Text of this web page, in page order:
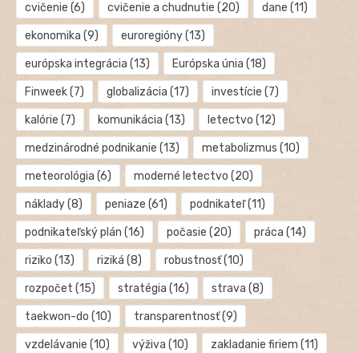
cvičenie (6) cvičenie a chudnutie (20) dane (11)
ekonomika (9) euroregióny(13)
európska integrácia (13) Európska únia (18)
Finweek(7) globalizácia (17) investície (7)
kalórie (7) komunikácia (13) letectvo (12)
medzinárodné podnikanie (13) metabolizmus (10)
meteorológia (6) moderné letectvo (20)
náklady(8) peniaze (61) podnikateľ(11)
podnikateľský plán (16) počasie (20) práca (14)
riziko (13) riziká (8) robustnosť(10)
rozpočet (15) stratégia (16) strava (8)
taekwon-do (10) transparentnosť(9)
vzdelávanie (10) výživa (10) zakladanie firiem (11)